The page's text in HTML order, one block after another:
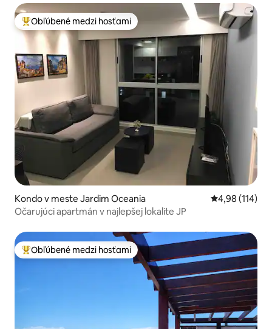
Najobľúbenejšie medzi hosťami
Obľúbené medzi hosťami
Kondo v meste Jardim Oceania Priemerné
4,98 (114)
Očarujúci apartmán v najlepšej lokalite JP
Najobľúbenejšie medzi hosťami
Obľúbené medzi hosťami